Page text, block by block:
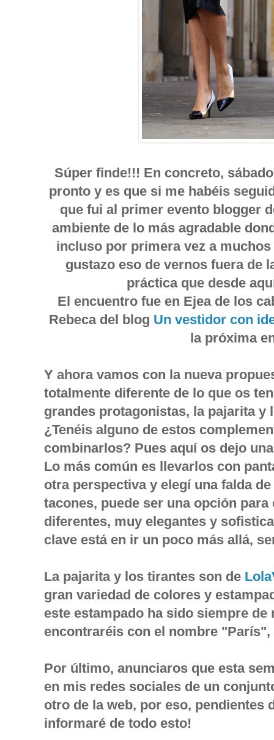
Súper finde!!! En concreto,
pronto y es que si me habéis
que fui al primer evento blogger
ambiente de lo más agradable
incluso por primera vez a
gustazo eso de vernos fuera de
práctica que desde
El encuentro fue en Ejea de los
Rebeca del blog Un vestidor con
la próxima
Y ahora vamos con la nueva
totalmente diferente de lo que os
grandes protagonistas, la pajarita y
¿Tenéis alguno de estos
combinarlos? Pues aquí os dejo
Lo más común es llevarlos con
otra perspectiva y elegí una falda
tacones, puede ser una opción
diferentes, muy elegantes y
clave está en ir un poco más allá,
La pajarita y los tirantes son de
gran variedad de colores y
este estampado ha sido siempre
encontraréis con el nombre "París",
Por último, anunciaros que esta
en mis redes sociales de un
otro de la web, por eso, pendientes
informaré de todo esto!